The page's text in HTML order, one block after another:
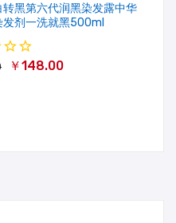
转黑第六代润黑染发露中华
发剂一洗就黑500ml
￥148.00